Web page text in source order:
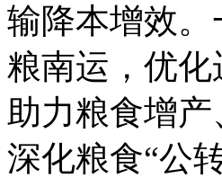
输降本增效
粮南运，优
助力粮食增
深化粮食“公